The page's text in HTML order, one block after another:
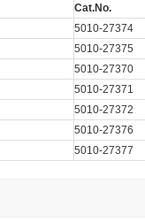
Cat.No.
5010-27374
5010-27375
5010-27370
5010-27371
5010-27372
5010-27376
5010-27377